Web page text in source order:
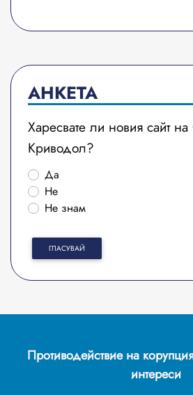
АНКЕТА
Харесвате ли новия сайт
Криводол?
Да
Не
Не знам
ГЛАСУВАЙ
Противодействие на
интереси